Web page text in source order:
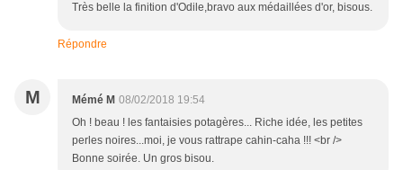
Très belle la finition d'Odile,bravo aux médaillées d'or, bisous.
Répondre
M Mémé M 08/02/2018 19:54
Oh ! beau ! les fantaisies potagères... Riche idée, les petites
perles noires...moi, je vous rattrape cahin-caha !!! <br />
Bonne soirée. Un gros bisou.